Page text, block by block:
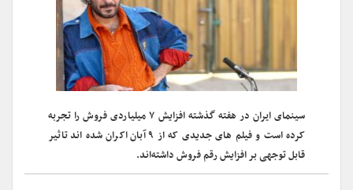
سینمای ایران در هفته گذشته افزایش ۷ میلیاردی فروش را تجربه
کرده است و فیلم های جدیدی که از ۹ آبان اکران شده اند تاثیر
قابل توجهی بر افزایش رقم فروش داشته‌اند.